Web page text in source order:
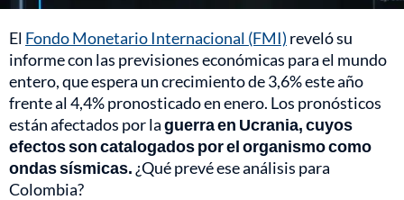
El Fondo Monetario Internacional (FMI) reveló su
informe con las previsiones económicas para el mundo
entero, que espera un crecimiento de 3,6% este año
frente al 4,4% pronosticado en enero. Los pronósticos
están afectados por laguerra en Ucrania, cuyos
efectos son catalogados por el organismo como
ondas sísmicas. ¿Qué prevé ese análisis para
Colombia?